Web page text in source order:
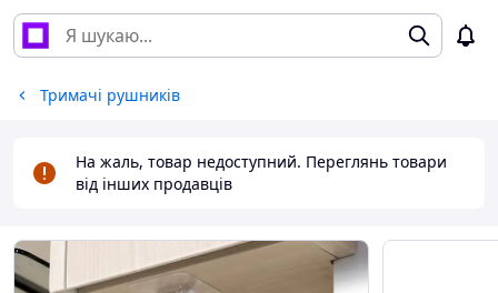
Тримачі рушників
На жаль, товар недоступний. Переглянь товари
від інших продавців